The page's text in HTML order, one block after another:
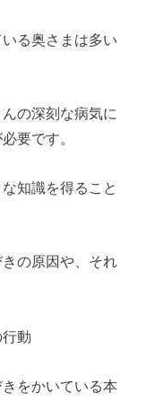
る奥さまは多い
の深刻な病気に
要です。
知識を得ること
の原因や、それ
動
をかいている本